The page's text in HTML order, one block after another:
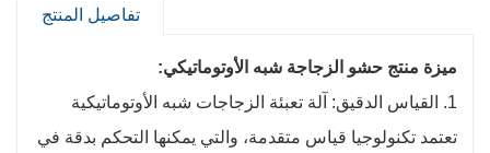
تفاصيل المنتج
ميزة منتج حشو الزجاجة شبه الأوتوماتيكي:
1. القياس الدقيق: آلة تعبئة الزجاجات شبه الأوتوماتيكية
تعتمد تكنولوجيا قياس متقدمة، والتي يمكنها التحكم بدقة في